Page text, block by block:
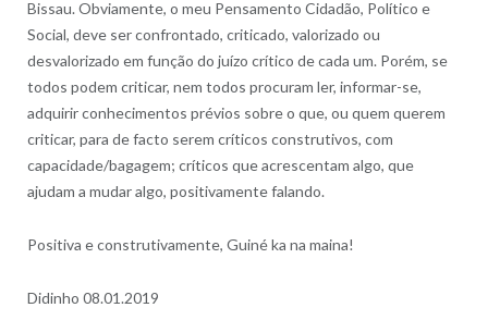
Bissau. Obviamente, o meu Pensamento Cidadão, Político e
Social, deve ser confrontado, criticado, valorizado ou
desvalorizado em função do juízo crítico de cada um. Porém, se
todos podem criticar, nem todos procuram ler, informar-se,
adquirir conhecimentos prévios sobre o que, ou quem querem
criticar, para de facto serem críticos construtivos, com
capacidade/bagagem; críticos que acrescentam algo, que
ajudam a mudar algo, positivamente falando.
Positiva e construtivamente, Guiné ka na maina!
Didinho 08.01.2019